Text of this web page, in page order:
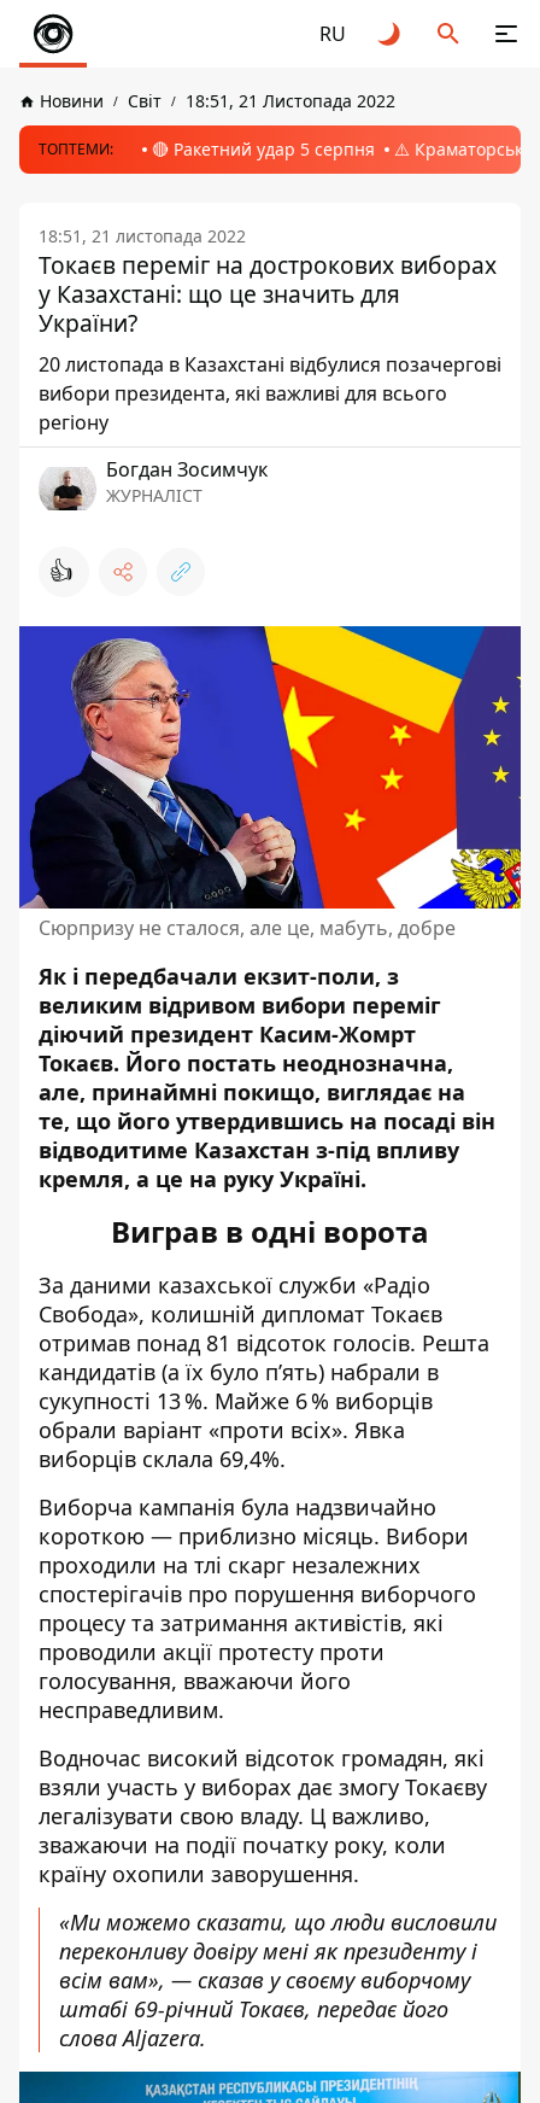
RU
Новини Світ 18:51, 21 Листопада 2022
ТОПТЕМИ: 🔴 Ракетний удар 5 серпня ⚠️ Краматорськ,
18:51, 21 листопада 2022
Токаєв переміг на дострокових виборах
у Казахстані: що це значить для
України?
20 листопада в Казахстані відбулися позачергові
вибори президента, які важливі для всього
регіону
Богдан Зосимчук
ЖУРНАЛІСТ
👍
Сюрпризу не сталося, але це, мабуть, добре
Як і передбачали екзит-поли, з
великим відривом вибори переміг
діючий президент Касим-Жомрт
Токаєв. Його постать неоднозначна,
але, принаймні покищо, виглядає на
те, що його утвердившись на посаді він
відводитиме Казахстан з-під впливу
кремля, а це на руку Україні.
Виграв в одні ворота
За даними казахської служби «Радіо
Свобода», колишній дипломат Токаєв
отримав понад 81 відсоток голосів. Решта
кандидатів (а їх було п’ять) набрали в
сукупності 13 %. Майже 6 % виборців
обрали варіант «проти всіх». Явка
виборців склала 69,4%.
Виборча кампанія була надзвичайно
короткою — приблизно місяць. Вибори
проходили на тлі скарг незалежних
спостерігачів про порушення виборчого
процесу та затримання активістів, які
проводили акції протесту проти
голосування, вважаючи його
несправедливим.
Водночас високий відсоток громадян, які
взяли участь у виборах дає змогу Токаєву
легалізувати свою владу. Ц важливо,
зважаючи на події початку року, коли
країну охопили заворушення.
«Ми можемо сказати, що люди висловили
переконливу довіру мені як президентуі
всім вам», — сказав у своєму виборчому
штабі 69-річний Токаєв, передає його
словаAljazera.